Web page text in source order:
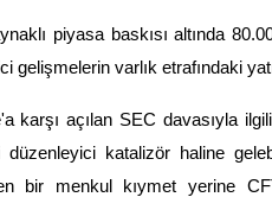
piyasa baskısı altında
gelişmelerin varlık etrafındaki
karşı açılan SEC davasıyla
düzenleyici katalizör haline
bir menkul kıymet yerine